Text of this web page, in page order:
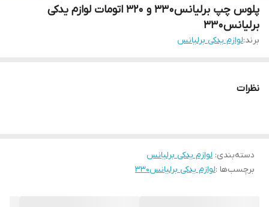
پلوس چپ برلیانس۳۳۰ و ۳۲۰ اتومات لوازم یدکی
برلیانس۳۳۰
برند:لوازم یدکی برلیانس
نظرات
دسته‌بندی: لوازم یدکی برلیانس
برچسب‌ها :لوازم یدکی برلیانس۳۳۰